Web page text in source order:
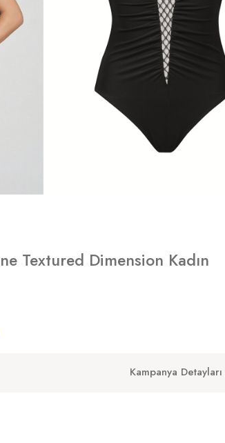
Textured Dimension Kadın
Kampanya Detayları